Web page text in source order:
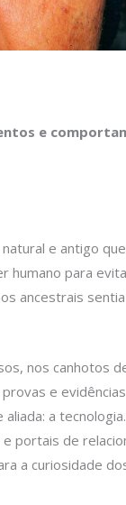
e
e antigo
humano para
ancestrais sentia
nos canhotos
e
a
portais de
a curiosidade